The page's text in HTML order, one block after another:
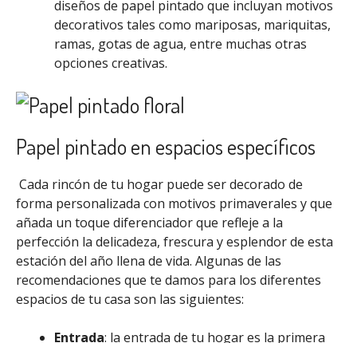
diseños de papel pintado que incluyan motivos
decorativos tales como mariposas, mariquitas,
ramas, gotas de agua, entre muchas otras
opciones creativas.
Papel pintado en espacios específicos
Cada rincón de tu hogar puede ser decorado de
forma personalizada con motivos primaverales y que
añada un toque diferenciador que refleje a la
perfección la delicadeza, frescura y esplendor de esta
estación del año llena de vida. Algunas de las
recomendaciones que te damos para los diferentes
espacios de tu casa son las siguientes:
Entrada: la entrada de tu hogar es la primera